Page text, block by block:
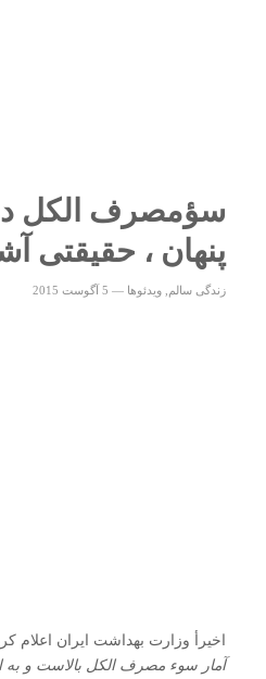
سؤمصرف الکل در
پنهان ، حقیقتی
زندگی سالم ویدئوها — 5 آگوست 2015
اخیرأ وزارت بهداشت ایران اعلام
آمار سوء‌ مصرف الکل بالاست و به